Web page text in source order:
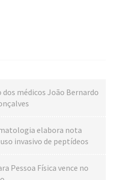
médicos João Bernardo
elabora nota
invasivo de peptídeos
Pessoa Física vence no